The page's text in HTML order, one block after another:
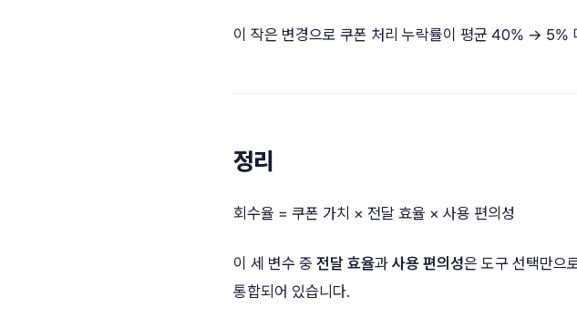
이 작은 변경으로 쿠폰 처리 누락률이 평균 40% → 5%
정리
회수율 = 쿠폰 가치 × 전달 효율 × 사용 편의성
이 세 변수 중 전달 효율과 사용 편의성은 도구 선택만으
통합되어 있습니다.